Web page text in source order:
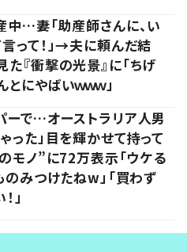
…妻「助産師さんに、い
って！」→夫に頼んだ結
『衝撃の光景』に「ちげ
とにやばいｗｗｗ」
ーで…オーストラリア人男
った」目を輝かせて持って
モノ”に72万表示「ウケる
のみつけたねw」「買わず
」